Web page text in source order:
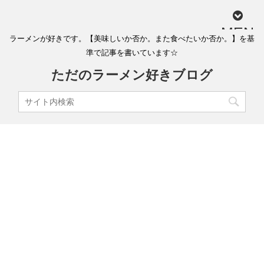
MEN
ラーメンが好きです。【美味しいか否か。また食べたいか否か。】を基
準で記事を書いています☆
ただのラーメン好きブログ